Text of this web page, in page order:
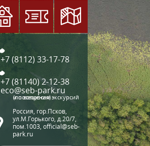
+7 (8112) 33-17-78
+7 (81140) 2-12-38
eco@seb-park.ru
(по вопросам экскурсий и посещения)
Россия, гор.Псков,
ул.М.Горького, д.20/7,
пом.1003, official@seb-
park.ru